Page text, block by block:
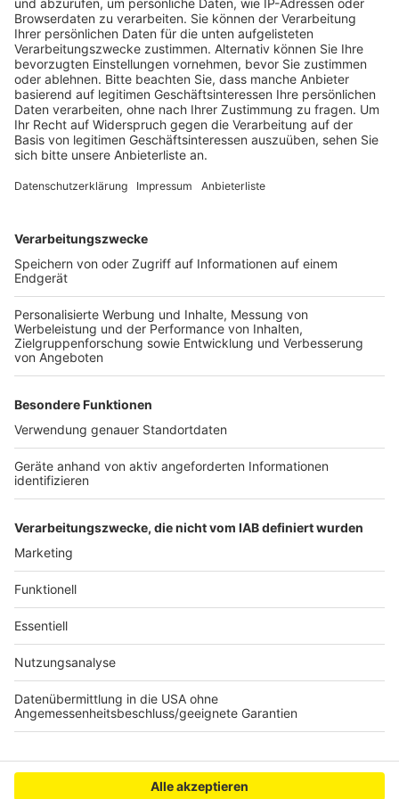
Veröffentlicht:Sonntag, 24.09.2023 10:00
Anzeige
diesen traditionellen Programmpunkt aus dem
Nach viel Kritik aus Reihen der Brühler Vereine und
Tanzgruppen hat der Festausschuss jetzt aber
entschieden: Die Tanzcorps dürfen auftreten. Nach
der Karnevalsgesellschaften sei diese Entscheidung
einstimmig getroffen worden, heißt es vom
Festausschuss. Die sieben Jugendtanzcorps sollen
Start der Proklamation auftreten. Für die Tanzgruppen
ist das eine große Erleichterung, heißt es
beispielsweise von den Treuen Husaren aus Brühl:
Denn für sie ist die Proklamation vor allem durch den
gemeinsamen Einzug aller Brühler Gruppen immer ein
sehr besonderer Auftritt.
Anzeige
Anzeige